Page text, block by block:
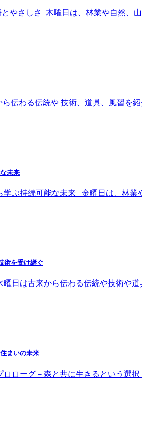
やさしさ 木曜日は、林業や自然
伝わる伝統や 技術、道具、風習を
未来
ぶ持続可能な未来 金曜日は、林
術を受け継ぐ
日は古来から伝わる伝統や技術や
まいの未来
ローグ－森と共に生きるという選